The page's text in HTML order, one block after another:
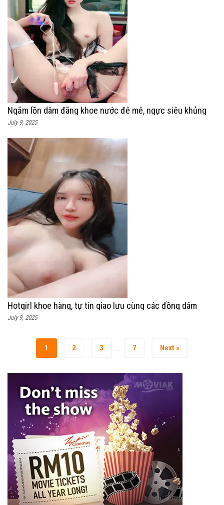
Ngắm lồn dâm đãng khoe nước đê mê, ngực siêu khủng
July 9, 2025
Hotgirl khoe hàng, tự tin giao lưu cùng các đồng dâm
July 9, 2025
1 2 3 7 Next »